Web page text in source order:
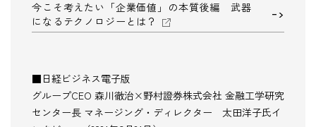
今こそ考えたい「企業価値」の本質後編 武器
になるテクノロジーとは？
■日経ビジネス電子版
グループCEO 森川徹治×野村證券株式会社 金融工学研究
センター長 マネージング・ディレクター 太田洋子氏イ